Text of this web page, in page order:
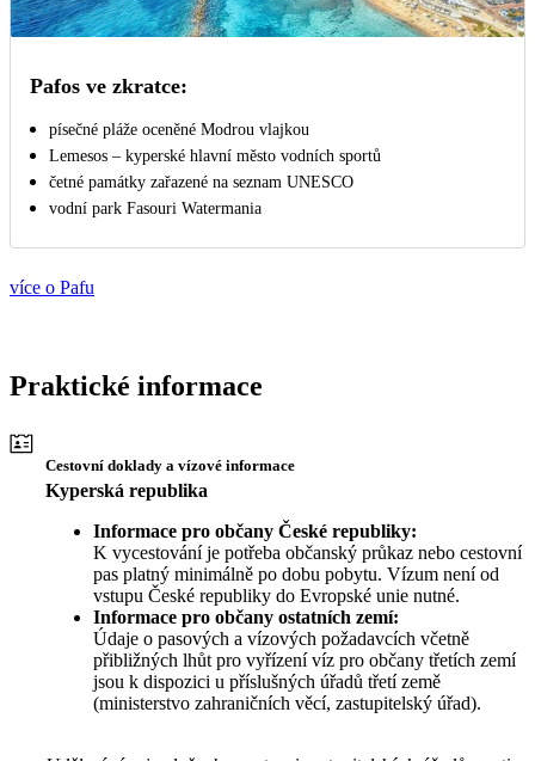
Pafos ve zkratce:
písečné pláže oceněné Modrou vlajkou
Lemesos – kyperské hlavní město vodních sportů
četné památky zařazené na seznam UNESCO
vodní park Fasouri Watermania
více o Pafu
Praktické informace
Cestovní doklady a vízové informace
Kyperská republika
Informace pro občany České republiky:
K vycestování je potřeba občanský průkaz nebo cestovní
pas platný minimálně po dobu pobytu. Vízum není od
vstupu České republiky do Evropské unie nutné.
Informace pro občany ostatních zemí:
Údaje o pasových a vízových požadavcích včetně
přibližných lhůt pro vyřízení víz pro občany třetích zemí
jsou k dispozici u příslušných úřadů třetí země
(ministerstvo zahraničních věcí, zastupitelský úřad).